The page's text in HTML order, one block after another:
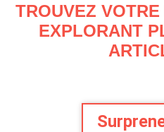
TROUVEZ
EXPLORANT